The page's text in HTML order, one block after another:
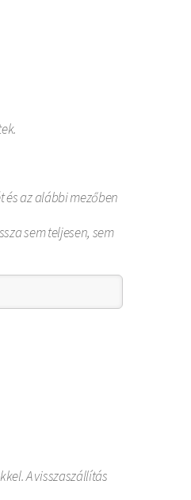
és az alábbi mezőben
sem teljesen, sem
A visszaszállítás